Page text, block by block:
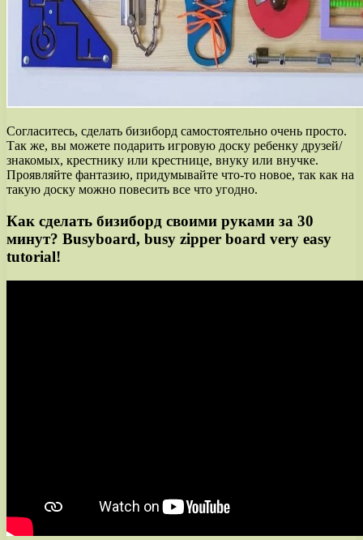
Согласитесь, сделать бизиборд самостоятельно очень просто.
Так же, вы можете подарить игровую доску ребенку друзей/
знакомых, крестнику или крестнице, внуку или внучке.
Проявляйте фантазию, придумывайте что-то новое, так как на
такую доску можно повесить все что угодно.
Как сделать бизиборд своими руками за 30
минут? Busyboard, busy zipper board very easy
tutorial!